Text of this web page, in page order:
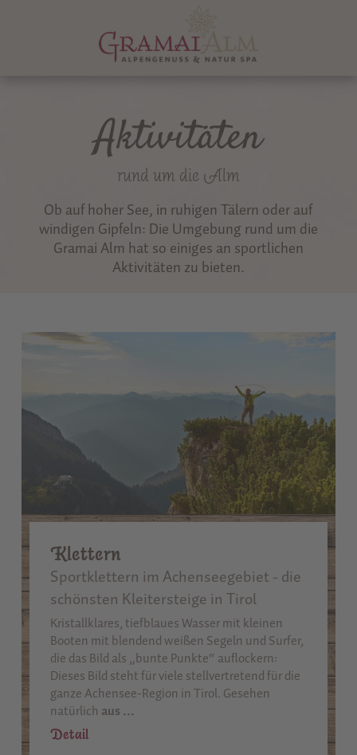
Aktivitäten
rund um die Alm
Ob auf hoher See, in ruhigen Tälern oder auf
windigen Gipfeln: Die Umgebung rund um die
Gramai Alm hat so einiges an sportlichen
Aktivitäten zu bieten.
Klettern
Sportklettern im Achenseegebiet - die
schönsten Kleitersteige in Tirol
Kristallklares, tiefblaues Wasser mit kleinen
Booten mit blendend weißen Segeln und Surfer,
die das Bild als „bunte Punkte“ auflockern:
Dieses Bild steht für viele stellvertretend für die
ganze Achensee-Region in Tirol. Gesehen
natürlich aus ...
Detail